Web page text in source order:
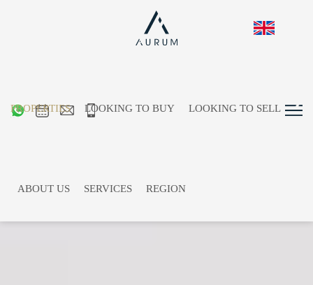
PROPERTIES LOOKING TO BUY LOOKING TO SELL
ABOUT US SERVICES REGION